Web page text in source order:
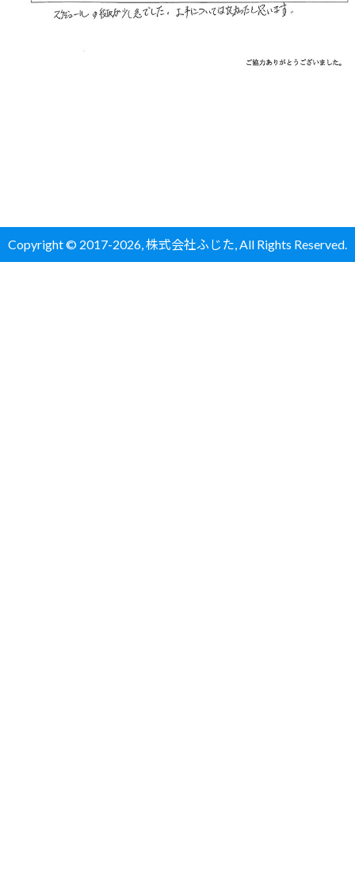
Copyright© 2017-2026,株式会社ふじた, All Rights Reserved.